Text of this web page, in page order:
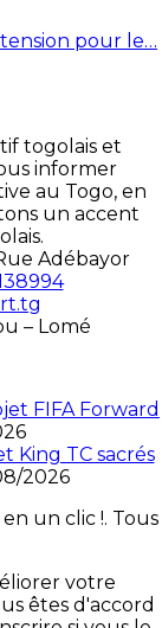
tension pour le…
togolais et
informer
au Togo, en
un accent
Adébayor
– Lomé
FIFA Forward
King TC sacrés
2026
un clic !. Tous
votre
êtes d'accord